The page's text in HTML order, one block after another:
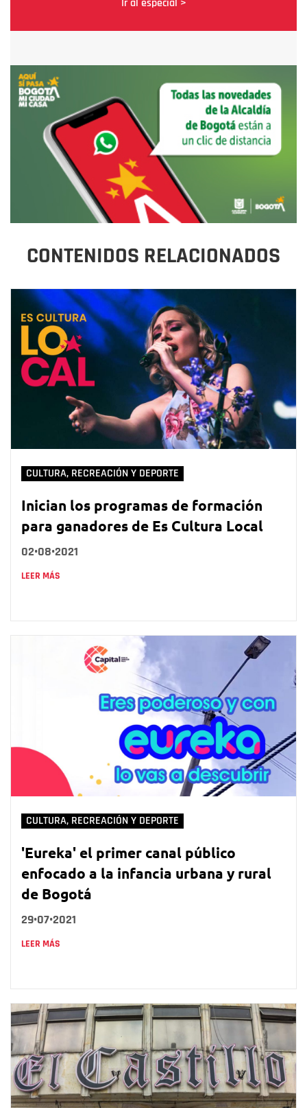
Ir al especial >
CONTENIDOS RELACIONADOS
CULTURA, RECREACIÓN Y DEPORTE
Inician los programas de formación
para ganadores de Es Cultura Local
02•08•2021
LEER MÁS
CULTURA, RECREACIÓN Y DEPORTE
'Eureka' el primer canal público
enfocado a la infancia urbana y rural
de Bogotá
29•07•2021
LEER MÁS